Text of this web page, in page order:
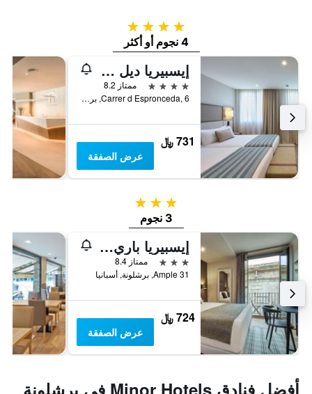
4 نجوم
4 نجوم أو أكثر
إيسبيريا ديل مار
4 نجوم
ممتاز 8.2
Carrer d Espronceda, 6, برشلونة, أسبانيا
731 ﷼
عرض الصفقة
3 نجوم
3 نجوم
إيسبيريا باري جوتيك
3 نجوم
ممتاز 8.4
Ample 31, برشلونة, أسبانيا
724 ﷼
عرض الصفقة
أفضل فنادق Minor Hotels في برشلونة